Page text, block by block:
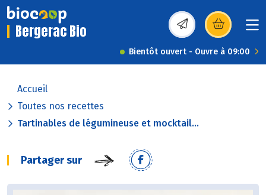
Bergerac Bio (s’ouvre dans une
Bientôt ouvert - Ouvre à 09:00
Accueil
Toutes nos recettes
Tartinables de légumineuse et mocktail...
Partager sur